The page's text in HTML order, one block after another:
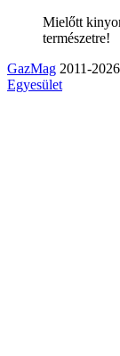
Mielőtt
természetre!
GazMag 2011-2026
Egyesület